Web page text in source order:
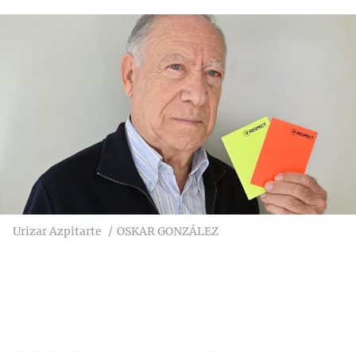
Urizar Azpitarte OSKAR GONZÁLEZ